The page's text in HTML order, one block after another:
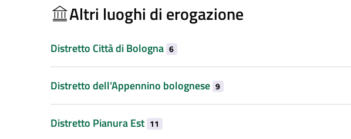
Altri luoghi di erogazione
Distretto Città di Bologna 6
Distretto dell’Appennino bolognese 9
Distretto Pianura Est 11